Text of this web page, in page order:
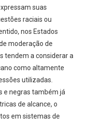
suas
raciais ou
nos Estados
moderação de
tendem a considerar a
como altamente
utilizadas.
e negras também já
de alcance, o
em sistemas de